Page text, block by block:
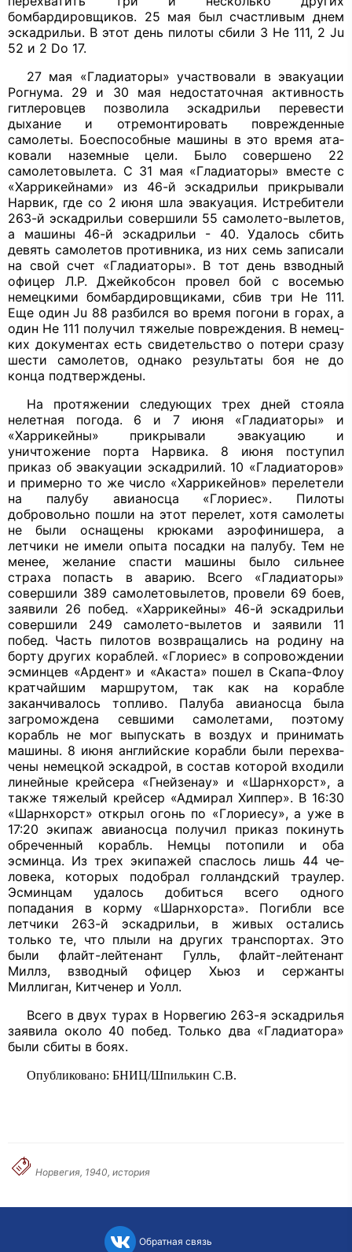
бомбардировщиков. 25 мая был счастливым днем
эскадрильи. В этот день пилоты сбили 3 Не 111, 2 Ju
52 и 2 Do 17.
27 мая «Гладиаторы» участвовали в эвакуации
Рогнума. 29 и 30 мая недоста­точная активность
гитлеровцев позволи­ла эскадрильи перевести
дыхание и отре­монтировать поврежденные
самолеты. Боеспособные машины в это время ата­
ковали наземные цели. Было совершено 22
самолетовылета. С 31 мая «Гладиато­ры» вместе с
«Харрикейнами» из 46-й эс­кадрильи прикрывали
Нарвик, где со 2 июня шла эвакуация. Истребители
263-й эскадрильи совершили 55 самолето-выле­тов,
а машины 46-й эскадрильи - 40. Уда­лось сбить
девять самолетов противни­ка, из них семь записали
на свой счет «Гладиаторы». В тот день взводный
офи­цер Л.Р. Джейкобсон провел бой с восе­мью
немецкими бомбардировщиками, сбив три Не 111.
Еще один Ju 88 разбил­ся во время погони в горах, а
один Не 111 получил тяжелые повреждения. В немец­
ких документах есть свидетельство о по­тери сразу
шести самолетов, однако ре­зультаты боя не до
конца подтверждены.
На протяжении следующих трех дней стояла
нелетная погода. 6 и 7 июня «Гла­диаторы» и
«Харрикейны» прикрывали эвакуацию и
уничтожение порта Нарви­ка. 8 июня поступил
приказ об эвакуации эскадрилий. 10 «Гладиаторов»
и пример­но то же число «Харрикейнов» перелете­ли
на палубу авианосца «Глориес». Пи­лоты
добровольно пошли на этот пере­лет, хотя самолеты
не были оснащены крюками аэрофинишера, а
летчики не имели опыта посадки на палубу. Тем не
менее, желание спасти машины было сильнее
страха попасть в аварию. Всего «Гладиаторы»
совершили 389 самолето­вылетов, провели 69 боев,
заявили 26 по­бед. «Харрикейны» 46-й эскадрильи
со­вершили 249 самолето-вылетов и заяви­ли 11
побед. Часть пилотов возвращались на родину на
борту других кораблей. «Глориес» в сопровождении
эсминцев «Ардент» и «Акаста» пошел в Скапа-Флоу
кратчайшим маршрутом, так как на корабле
заканчивалось топливо. Палуба авианосца была
загромождена севшими самолетами, поэтому
корабль не мог вы­пускать в воздух и принимать
машины. 8 июня английские корабли были перехва­
чены немецкой эскадрой, в состав кото­рой входили
линейные крейсера «Гнейзенау» и «Шарнхорст», а
также тяжелый крейсер «Адмирал Хиппер». В 16:30
«Шарнхорст» открыл огонь по «Глориесу», а уже в
17:20 экипаж авианосца по­лучил приказ покинуть
обреченный ко­рабль. Немцы потопили и оба
эсминца. Из трех экипажей спаслось лишь 44 че­
ловека, которых подобрал голландский траулер.
Эсминцам удалось добиться все­го одного
попадания в корму «Шарнхорста». Погибли все
летчики 263-й эскад­рильи, в живых остались
только те, что плыли на других транспортах. Это
были флайт-лейтенант Гулль, флайт-лейтенант
Миллз, взводный офицер Хьюз и сержан­ты
Миллиган, Китченер и Уолл.
Всего в двух турах в Норвегию 263-я эскадрилья
заявила около 40 побед. Толь­ко два «Гладиатора»
были сбиты в боях.
Опубликовано: БНИЦ/Шпилькин С.В.
Норвегия, 1940, история
Обратная связь